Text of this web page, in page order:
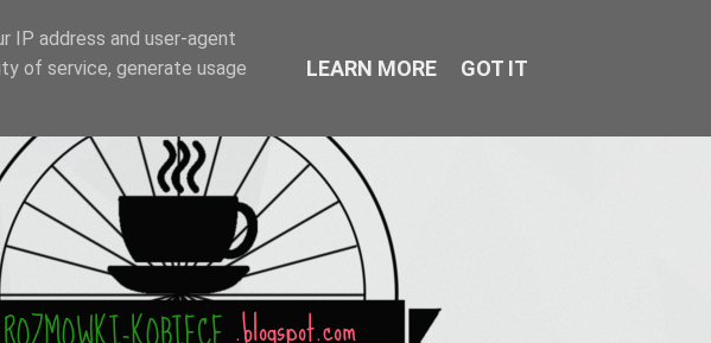
IP address and user-agent
of service, generate usage
LEARN MORE GOT IT